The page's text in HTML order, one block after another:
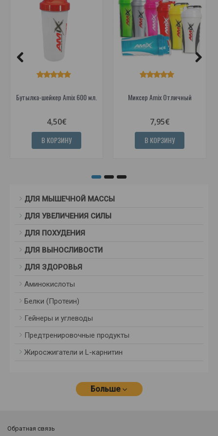
Бутылка-шейкер Amix 600 мл.
4,50€
В КОРЗИНУ
Миксер Amix Отличный
7,95€
В КОРЗИНУ
ДЛЯ МЫШЕЧНОЙ МАССЫ
ДЛЯ УВЕЛИЧЕНИЯ СИЛЫ
ДЛЯ ПОХУДЕНИЯ
ДЛЯ ВЫНОСЛИВОСТИ
ДЛЯ ЗДОРОВЬЯ
Аминокислоты
Белки (Протеин)
Гейнеры и углеводы
Предтренировочные продукты
Жиросжигатели и L-карнитин
Больше
Обратная связь